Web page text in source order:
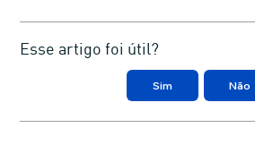
Esse artigo foi útil?
Sim Não